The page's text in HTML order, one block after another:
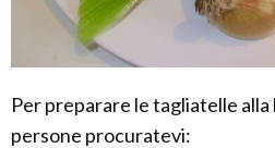
Per preparare le tagliatelle
persone procuratevi: